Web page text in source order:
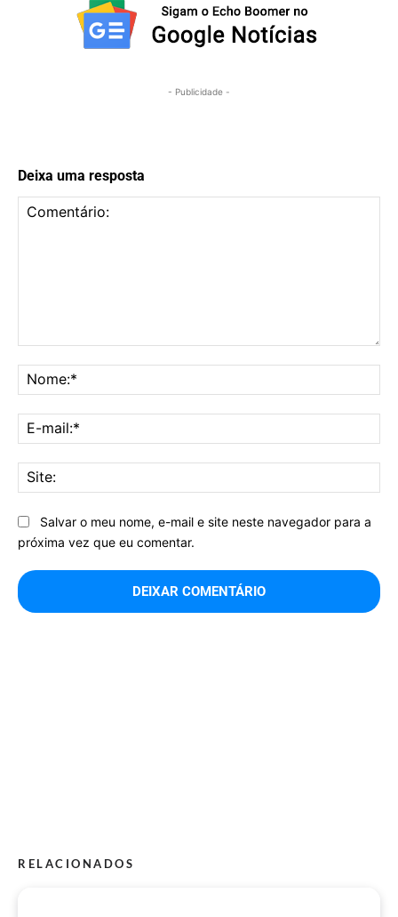
- Publicidade -
Deixa uma resposta
Salvar o meu nome, e-mail e site neste navegador para a
próxima vez que eu comentar.
RELACIONADOS